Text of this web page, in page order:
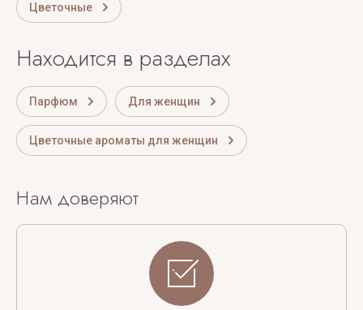
Цветочные
Находится в разделах
Парфюм Для женщин
Цветочные ароматы для женщин
Нам доверяют